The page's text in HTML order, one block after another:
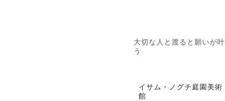
大切な人と渡ると願いが叶
う
イサム・ノグチ庭園美術
館